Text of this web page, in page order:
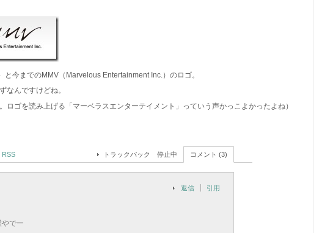
今までのMMV（Marvelous Entertainment Inc.）のロゴ。
なんですけどね。
ロゴを読み上げる「マーベラスエンターテイメント」っていう声かっこよかったよね）
RSS トラックバック 停止中 コメント (3)
返信 引用
でー